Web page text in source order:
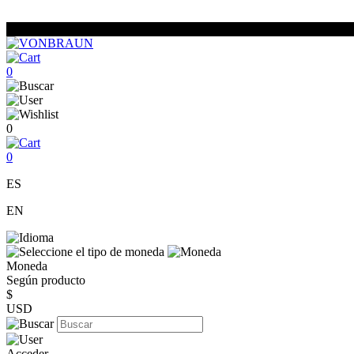
0
0
0
ES
EN
Moneda
Según producto
$
USD